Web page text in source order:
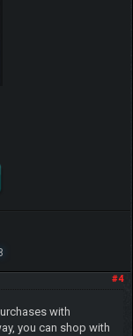
#4
with
you can shop with